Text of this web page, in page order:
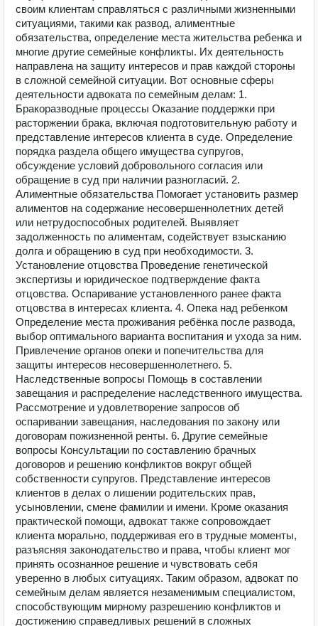
своим клиентам справляться с различными жизненными
ситуациями, такими как развод, алиментные
обязательства, определение места жительства ребенка и
многие другие семейные конфликты. Их деятельность
направлена на защиту интересов и прав каждой стороны
в сложной семейной ситуации. Вот основные сферы
деятельности адвоката по семейным делам: 1.
Бракоразводные процессы Оказание поддержки при
расторжении брака, включая подготовительную работу и
представление интересов клиента в суде. Определение
порядка раздела общего имущества супругов,
обсуждение условий добровольного согласия или
обращение в суд при наличии разногласий. 2.
Алиментные обязательства Помогает установить размер
алиментов на содержание несовершеннолетних детей
или нетрудоспособных родителей. Выявляет
задолженность по алиментам, содействует взысканию
долга и обращению в суд при необходимости. 3.
Установление отцовства Проведение генетической
экспертизы и юридическое подтверждение факта
отцовства. Оспаривание установленного ранее факта
отцовства в интересах клиента. 4. Опека над ребенком
Определение места проживания ребёнка после развода,
выбор оптимального варианта воспитания и ухода за ним.
Привлечение органов опеки и попечительства для
защиты интересов несовершеннолетнего. 5.
Наследственные вопросы Помощь в составлении
завещания и распределение наследственного имущества.
Рассмотрение и удовлетворение запросов об
оспаривании завещания, наследования по закону или
договорам пожизненной ренты. 6. Другие семейные
вопросы Консультации по составлению брачных
договоров и решению конфликтов вокруг общей
собственности супругов. Представление интересов
клиентов в делах о лишении родительских прав,
усыновлении, смене фамилии и имени. Кроме оказания
практической помощи, адвокат также сопровождает
клиента морально, поддерживая его в трудные моменты,
разъясняя законодательство и права, чтобы клиент мог
принять осознанное решение и чувствовать себя
уверенно в любых ситуациях. Таким образом, адвокат по
семейным делам является незаменимым специалистом,
способствующим мирному разрешению конфликтов и
достижению справедливых решений в сложных